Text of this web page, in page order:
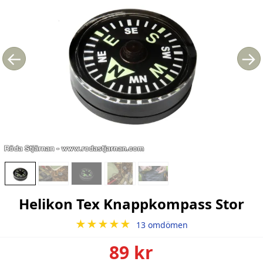
← →
Helikon Tex Knappkompass Stor
★★★★★ 13 omdömen
89 kr